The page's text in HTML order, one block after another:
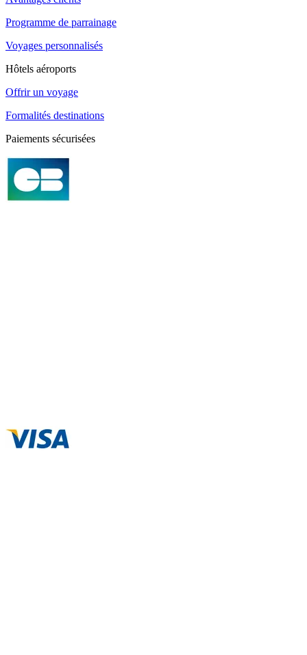
Programme de parrainage
Voyages personnalisés
Hôtels aéroports
Offrir un voyage
Formalités destinations
Paiements sécurisées